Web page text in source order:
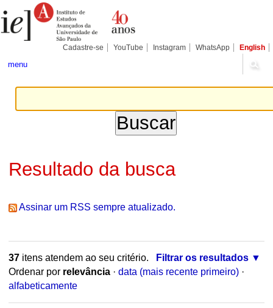
para
conteúdo.
Pessoais
Cadastre-se YouTube Instagram WhatsApp English
menu
Resultado da busca
Assinar um RSS sempre atualizado.
37itens atendem ao seu critério.
Filtrar os resultados
Ordenar por relevância · data (mais recente primeiro) ·
alfabeticamente